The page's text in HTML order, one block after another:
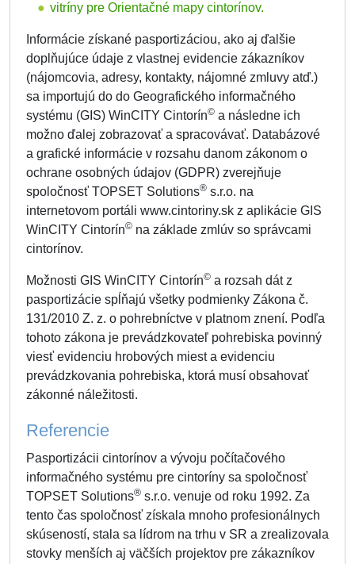
vitríny pre Orientačné mapy cintorínov.
Informácie získané pasportizáciou, ako aj ďalšie
doplňujúce údaje z vlastnej evidencie zákazníkov
(nájomcovia, adresy, kontakty, nájomné zmluvy atď.)
sa importujú do do Geografického informačného
systému (GIS) WinCITY Cintorín© a následne ich
možno ďalej zobrazovať a spracovávať. Databázové
a grafické informácie v rozsahu danom zákonom o
ochrane osobných údajov (GDPR) zverejňuje
spoločnosť TOPSET Solutions® s.r.o. na
internetovom portáli www.cintoriny.sk z aplikácie GIS
WinCITY Cintorín© na základe zmlúv so správcami
cintorínov.
Možnosti GIS WinCITY Cintorín© a rozsah dát z
pasportizácie spĺňajú všetky podmienky Zákona č.
131/2010 Z. z. o pohrebníctve v platnom znení. Podľa
tohoto zákona je prevádzkovateľ pohrebiska povinný
viesť evidenciu hrobových miest a evidenciu
prevádzkovania pohrebiska, ktorá musí obsahovať
zákonné náležitosti.
Referencie
Pasportizácii cintorínov a vývoju počítačového
informačného systému pre cintoríny sa spoločnosť
TOPSET Solutions® s.r.o. venuje od roku 1992. Za
tento čas spoločnosť získala mnoho profesionálnych
skúseností, stala sa lídrom na trhu v SR a zrealizovala
stovky menších aj väčších projektov pre zákazníkov